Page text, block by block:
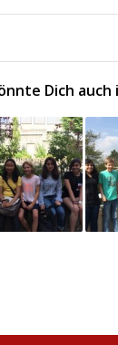
Dich